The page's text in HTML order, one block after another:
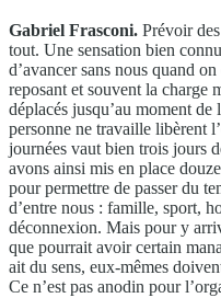
Gabriel Frasconi. Prévoir
tout. Une sensation bien
d’avancer sans nous quand
reposant et souvent la charge
déplacés jusqu’au moment
personne ne travaille libèrent
journées vaut bien trois jours
avons ainsi mis en place
pour permettre de passer du
d’entre nous : famille, sport,
déconnexion. Mais pour y
que pourrait avoir certain
ait du sens, eux-mêmes
Ce n’est pas anodin pour